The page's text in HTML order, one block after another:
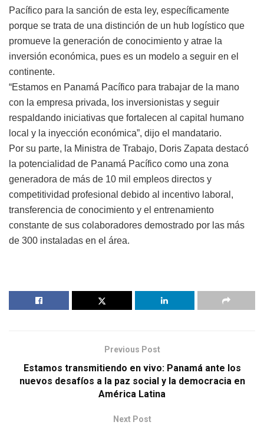
Pacífico para la sanción de esta ley, específicamente
porque se trata de una distinción de un hub logístico que
promueve la generación de conocimiento y atrae la
inversión económica, pues es un modelo a seguir en el
continente.
“Estamos en Panamá Pacífico para trabajar de la mano
con la empresa privada, los inversionistas y seguir
respaldando iniciativas que fortalecen al capital humano
local y la inyección económica”, dijo el mandatario.
Por su parte, la Ministra de Trabajo, Doris Zapata destacó
la potencialidad de Panamá Pacífico como una zona
generadora de más de 10 mil empleos directos y
competitividad profesional debido al incentivo laboral,
transferencia de conocimiento y el entrenamiento
constante de sus colaboradores demostrado por las más
de 300 instaladas en el área.
Previous Post
Estamos transmitiendo en vivo: Panamá ante los
nuevos desafíos a la paz social y la democracia en
América Latina
Next Post